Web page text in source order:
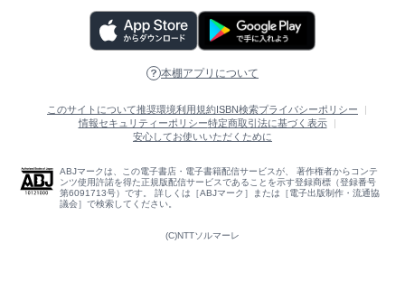
本棚アプリについて
このサイトについて推奨環境利用規約 ISBN検索プライバシーポリシー
情報セキュリティーポリシー特定商取引法に基づく表示
安心してお使いいただくために
ABJマークは、この電子書店・電子書籍配信サービスが、 著作権者からコンテ
ンツ使用許諾を得た正規版配信サービスであることを示す登録商標（登録番号
第6091713号）です。 詳しくは［ABJマーク］または［電子出版制作・流通協
議会］で検索してください。
(C)NTTソルマーレ